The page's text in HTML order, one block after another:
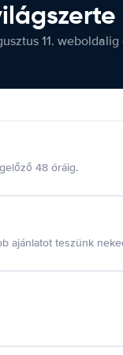
11.
48 óráig.
ajánlatot teszünk